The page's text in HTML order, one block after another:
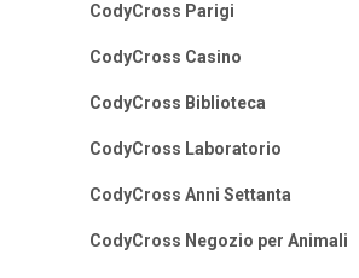
CodyCross Parigi
CodyCross Casino
CodyCross Biblioteca
CodyCross Laboratorio
CodyCross Anni Settanta
CodyCross Negozio per Animali